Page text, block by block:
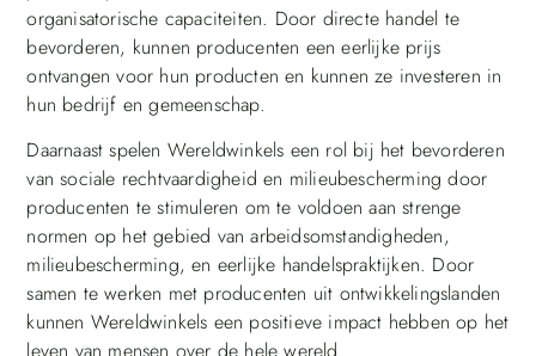
organisatorische capaciteiten. Door directe handel te
bevorderen, kunnen producenten een eerlijke prijs
ontvangen voor hun producten en kunnen ze investeren in
hun bedrijf en gemeenschap.
Daarnaast spelen Wereldwinkels een rol bij het bevorderen
van sociale rechtvaardigheid en milieubescherming door
producenten te stimuleren om te voldoen aan strenge
normen op het gebied van arbeidsomstandigheden,
milieubescherming, en eerlijke handelspraktijken. Door
samen te werken met producenten uit ontwikkelingslanden
kunnen Wereldwinkels een positieve impact hebben op het